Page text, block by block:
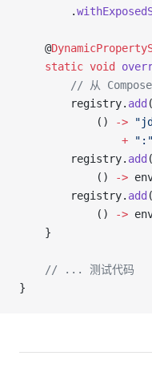
        .
    @
    static
void
// 从 Compose
        registry.
add (
            ()
->
                +
":"
        registry.
add (
            ()
->
        registry.
add (
            ()
->
    }
    // ... 测试代码
}